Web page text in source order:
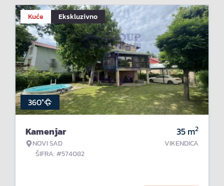
Kuće Ekskluzivno
360°
Kamenjar
NOVI SAD
ŠIFRA: #574082
35m2
VIKENDICA